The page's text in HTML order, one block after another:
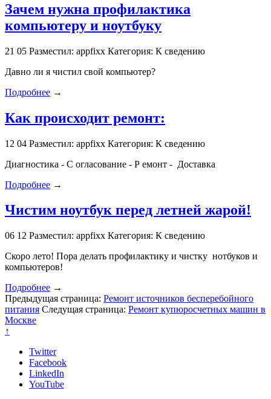
Зачем нужна профилактика
компьютеру и ноутбуку
21 05 Разместил: appfixx Категория: К сведению
Давно ли я чистил свой компьютер?
Подробнее →
Как происходит ремонт:
12 04 Разместил: appfixx Категория: К сведению
Диагностика - С огласование - Р емонт - Доставка
Подробнее →
Чистим ноутбук перед летней жарой!
06 12 Разместил: appfixx Категория: К сведению
Скоро лето! Пора делать профилактику и чистку нотбуков и
компьютеров!
Подробнее →
Предыдущая страница: Ремонт источников бесперебойного
питания Следущая страница: Ремонт купюросчетных машин в
Москве
↑
Twitter
Facebook
LinkedIn
YouTube